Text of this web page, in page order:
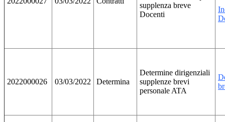
supplenza breve
Docenti
2022000026 03/03/2022 Determina
Determine dirigenziali
supplenze brevi
personale ATA